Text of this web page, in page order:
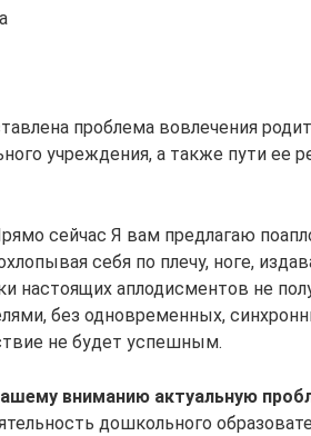
проблема вовлечения
учреждения, а также пути ее
сейчас Я вам предлагаю
себя по плечу, ноге,
настоящих аплодисментов не
без одновременных,
не будет успешным.
вниманию актуальную
дошкольного